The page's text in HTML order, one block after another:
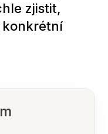
zjistit,
konkrétní